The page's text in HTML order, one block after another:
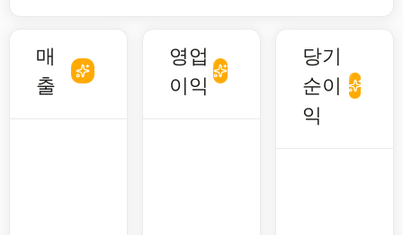
매
출
영업
이익
당기
순이
익